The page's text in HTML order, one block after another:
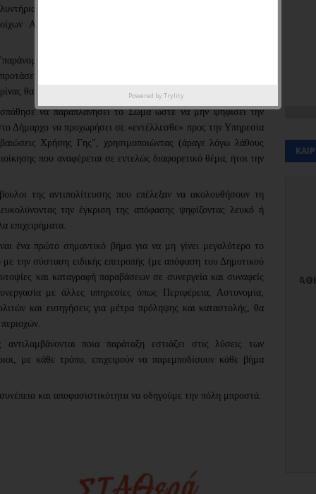
αυτοκινήτων και συναφείς επιχειρήσεις, οι οποίες
Αδειών Λειτουργίας από την Δ/νση Μεταφορών της
απόφαση , απόφαση που δε μπορεί να υλοποιηθεί,
που για να υλοποιηθούν θα περάσουν χρόνια και το
θα οξυνθεί.
να παραπλανήσει το Σώμα ώστε να μην ψηφίσει την
Δήμαρχο να προχωρήσει σε «εντέλλεσθε» προς την Υπηρεσία
Χρήσης Γης", χρησιμοποιώντας (άραγε λόγω λάθους
που αναφέρεται σε εντελώς διαφορετικό θέμα, ήτοι την
της αντιπολίτευσης που επέλεξαν να ακολουθήσουν τη
την έγκριση της απόφασης ψηφίζοντας λευκό ή
επιχειρήματα.
ένα πρώτο σημαντικό βήμα για να μη γίνει μεγαλύτερο το
την σύσταση ειδικής επιτροπής (με απόφαση του Δημοτικού
και καταγραφή παραβάσεων σε συνεργεία και συναφείς
με άλλες υπηρεσίες όπως Περιφέρεια, Αστυνομία,
και εισηγήσεις για μέτρα πρόληψης και καταστολής, θα
ποια παράταξη εστιάζει στις λύσεις των
με κάθε τρόπο, επιχειρούν να παρεμποδίσουν κάθε βήμα
και αποφασιστικότητα να οδηγούμε την πόλη μπροστά.
Powered byTrylity